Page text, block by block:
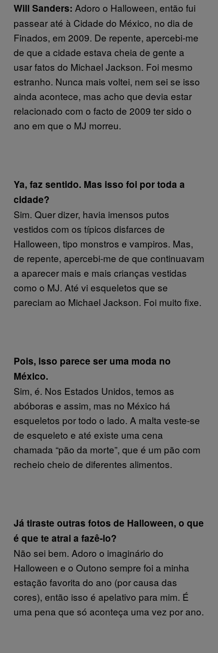
Will Sanders: Adoro o Halloween, então fui
passear até à Cidade do México, no dia de
Finados, em 2009. De repente, apercebi-me
de que a cidade estava cheia de gente a
usar fatos do Michael Jackson. Foi mesmo
estranho. Nunca mais voltei, nem sei se isso
ainda acontece, mas acho que devia estar
relacionado com o facto de 2009 ter sido o
ano em que o MJ morreu.
Ya, faz sentido. Mas isso foi por toda a
cidade?
Sim. Quer dizer, havia imensos putos
vestidos com os típicos disfarces de
Halloween, tipo monstros e vampiros. Mas,
de repente, apercebi-me de que continuavam
a aparecer mais e mais crianças vestidas
como o MJ. Até vi esqueletos que se
pareciam ao Michael Jackson. Foi muito fixe.
Pois, isso parece ser uma moda no
México.
Sim, é. Nos Estados Unidos, temos as
abóboras e assim, mas no México há
esqueletos por todo o lado. A malta veste-se
de esqueleto e até existe uma cena
chamada “pão da morte”, que é um pão com
recheio cheio de diferentes alimentos.
Já tiraste outras fotos de Halloween, o que
é que te atrai a fazê-lo?
Não sei bem. Adoro o imaginário do
Halloween e o Outono sempre foi a minha
estação favorita do ano (por causa das
cores), então isso é apelativo para mim. É
uma pena que só aconteça uma vez por ano.